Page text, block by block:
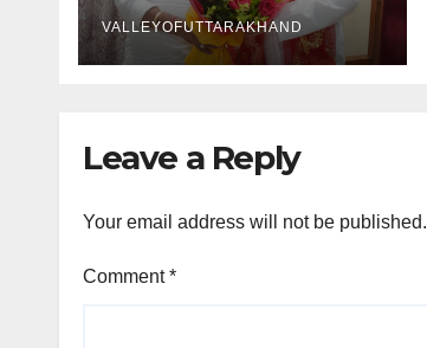
VALLEYOFUTTARAKHAND
Leave a Reply
Your email address will not be published.
Comment*